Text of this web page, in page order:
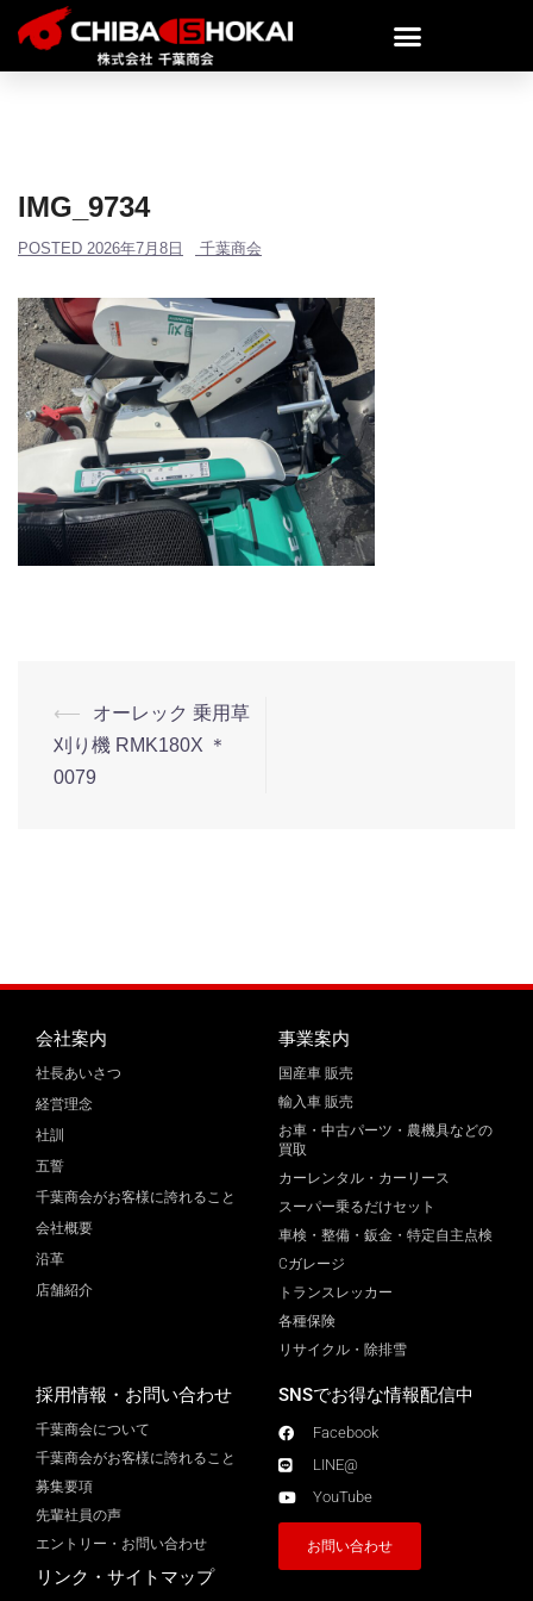
IMG_9734
POSTED 2026年7月8日 千葉商会
⟵
オーレック 乗用草
刈り機 RMK180X ＊
0079
会社案内
社長あいさつ
経営理念
社訓
五誓
千葉商会がお客様に誇れること
会社概要
沿革
店舗紹介
事業案内
国産車 販売
輸入車 販売
お車・中古パーツ・農機具などの
買取
カーレンタル・カーリース
スーパー乗るだけセット
車検・整備・鈑金・特定自主点検
Cガレージ
トランスレッカー
各種保険
リサイクル・除排雪
採用情報・お問い合わせ
千葉商会について
千葉商会がお客様に誇れること​
募集要項
先輩社員の声
エントリー・お問い合わせ
リンク・サイトマップ
SNSでお得な情報配信中
Facebook
LINE@
YouTube
お問い合わせ